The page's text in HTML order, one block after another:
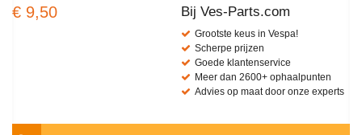
€ 9,50 Bij Ves-Parts.com
Grootste keus in Vespa!
Scherpe prijzen
Goede klantenservice
Meer dan 2600+ ophaalpunten
Advies op maat door onze experts